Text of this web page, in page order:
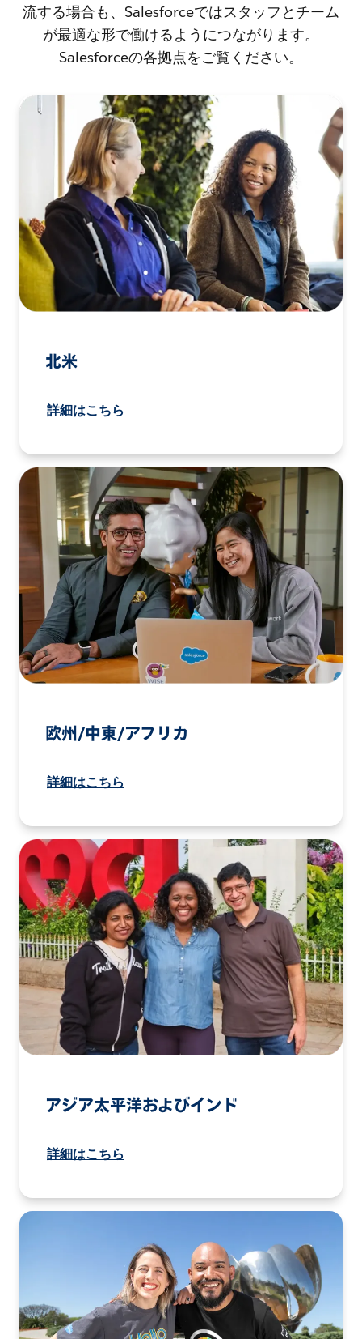
流する場合も、Salesforceではスタッフとチーム
が最適な形で働けるようにつながります。
Salesforceの各拠点をご覧ください。
北米
詳細はこちら
欧州/中東/アフリカ
詳細はこちら
アジア太平洋およびインド
詳細はこちら